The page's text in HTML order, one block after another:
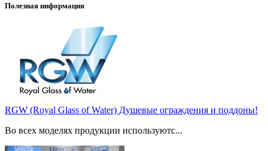
Полезная информация
RGW (Royal Glass of Water) Душевые ограждения и поддоны!
Во всех моделях продукции используютс...